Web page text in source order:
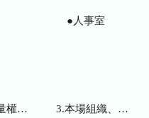
●人事室
裁量基準 3.本場組織、職掌及聯絡資訊